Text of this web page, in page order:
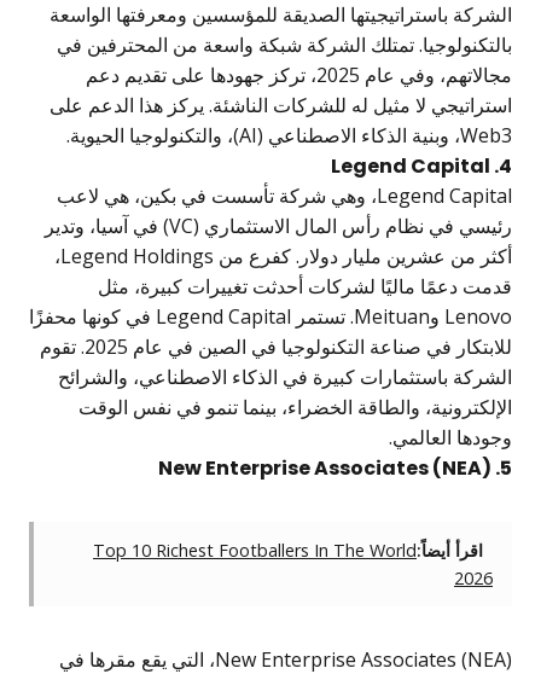
باستراتيجيتها الصديقة للمؤسسين ومعرفتها الواسعة
تمتلك الشركة شبكة واسعة من المحترفين في
مجالاتهم، وفي عام 2025، تركز جهودها على تقديم دعم
لا مثيل له للشركات الناشئة. يركز هذا الدعم على
Legend Capital، وهي شركة تأسست في بكين، هي لاعب
رئيسي في نظام رأس المال الاستثماري (VC) في آسيا، وتدير
أكثر من عشرين مليار دولار. كفرع من Legend Holdings،
دعمًا ماليًا لشركات أحدثت تغييرات كبيرة، مثل
Lenovo وMeituan. تستمر Legend Capital في كونها محفزًا
للابتكار في صناعة التكنولوجيا في الصين في عام 2025. تقوم
باستثمارات كبيرة في الذكاء الاصطناعي، والشرائح
والطاقة الخضراء، بينما تنمو في نفس الوقت
العالمي.
أيضاً:Top 10 Richest Footballers In The World
New Enterprise Associates (NEA)، التي يقع مقرها في